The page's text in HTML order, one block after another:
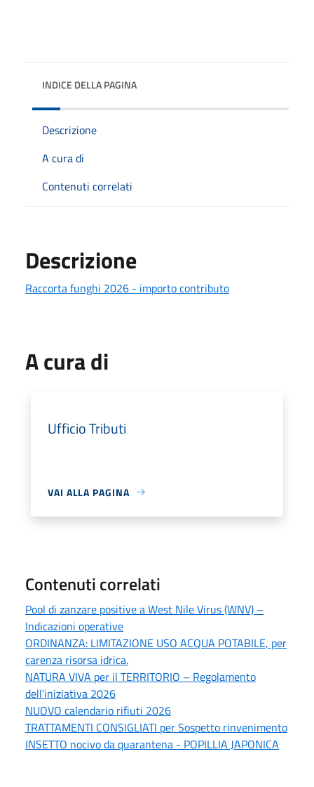
INDICE DELLA PAGINA
Descrizione
A cura di
Contenuti correlati
Descrizione
Raccorta funghi 2026 - importo contributo
A cura di
Ufficio Tributi
VAI ALLA PAGINA
Contenuti correlati
Pool di zanzare positive a West Nile Virus (WNV) –
Indicazioni operative
ORDINANZA: LIMITAZIONE USO ACQUA POTABILE, per
carenza risorsa idrica.
NATURA VIVA per il TERRITORIO – Regolamento
dell’iniziativa 2026
NUOVO calendario rifiuti 2026
TRATTAMENTI CONSIGLIATI per Sospetto rinvenimento
INSETTO nocivo da quarantena - POPILLIA JAPONICA